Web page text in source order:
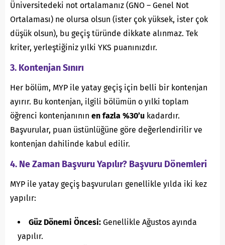
Üniversitedeki not ortalamanız (GNO – Genel Not
Ortalaması) ne olursa olsun (ister çok yüksek, ister çok
düşük olsun), bu geçiş türünde dikkate alınmaz. Tek
kriter, yerleştiğiniz yılki YKS puanınızdır.
3. Kontenjan Sınırı
Her bölüm, MYP ile yatay geçiş için belli bir kontenjan
ayırır. Bu kontenjan, ilgili bölümün o yılki toplam
öğrenci kontenjanının en fazla %30’u kadardır.
Başvurular, puan üstünlüğüne göre değerlendirilir ve
kontenjan dahilinde kabul edilir.
4. Ne Zaman Başvuru Yapılır? Başvuru Dönemleri
MYP ile yatay geçiş başvuruları genellikle yılda iki kez
yapılır:
Güz Dönemi Öncesi: Genellikle Ağustos ayında
yapılır.